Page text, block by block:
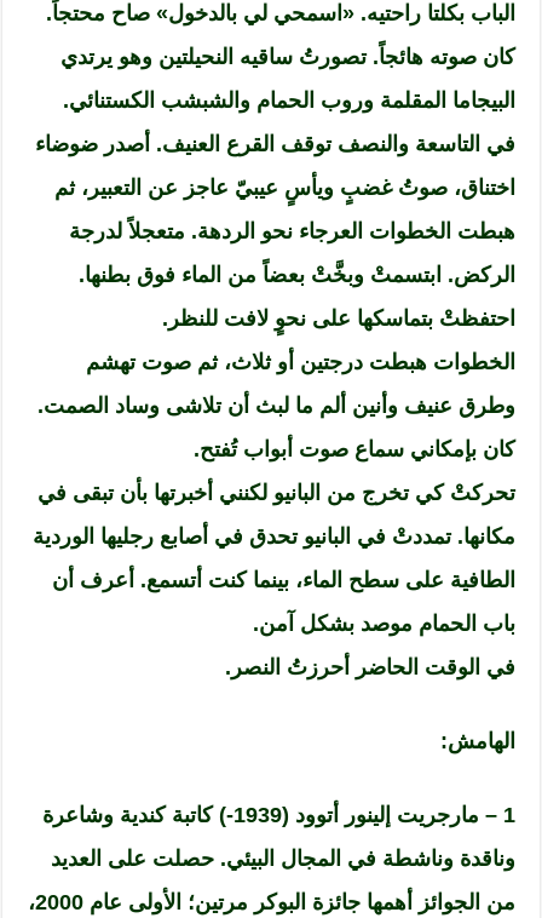
الباب بكلتا راحتيه. «اسمحي لي بالدخول» صاح محتجاً.
كان صوته هائجاً. تصورتُ ساقيه النحيلتين وهو يرتدي
البيجاما المقلمة وروب الحمام والشبشب الكستنائي.
في التاسعة والنصف توقف القرع العنيف. أصدر ضوضاء
اختناق، صوتُ غضبٍ ويأسٍ عيبيّ عاجز عن التعبير، ثم
هبطت الخطوات العرجاء نحو الردهة. متعجلاً لدرجة
الركض. ابتسمتْ وبخَّتْ بعضاً من الماء فوق بطنها.
احتفظتْ بتماسكها على نحوٍ لافت للنظر.
الخطوات هبطت درجتين أو ثلاث، ثم صوت تهشم
وطرق عنيف وأنين ألم ما لبث أن تلاشى وساد الصمت.
كان بإمكاني سماع صوت أبواب تُفتح.
تحركتْ كي تخرج من البانيو لكنني أخبرتها بأن تبقى في
مكانها. تمددتْ في البانيو تحدق في أصابع رجليها الوردية
الطافية على سطح الماء، بينما كنت أتسمع. أعرف أن
باب الحمام موصد بشكل آمن.
في الوقت الحاضر أحرزتُ النصر.
الهامش:
1 – مارجريت إلينور أتوود (1939-) كاتبة كندية وشاعرة
وناقدة وناشطة في المجال البيئي. حصلت على العديد
من الجوائز أهمها جائزة البوكر مرتين؛ الأولى عام 2000،